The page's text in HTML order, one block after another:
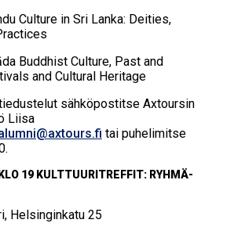
Culture in Sri Lanka: Deities,
Buddhist Culture, Past and
and Cultural Heritage
sähköpostitse Axtoursin
Liisa
tai puhelimitse
19 KULT­TUU­RIT­REF­FIT: RYH­MÄ­
Hel­sin­gin­ka­tu 25